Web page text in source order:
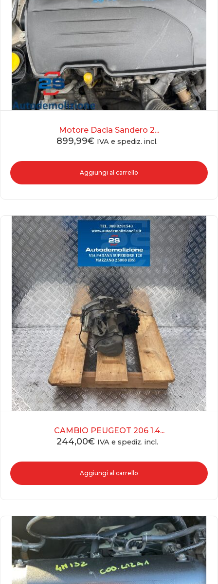
Motore Dacia Sandero 2...
899,99€ IVA e spediz. incl.
Aggiungi al carrello
CAMBIO PEUGEOT 206 1.4...
244,00€ IVA e spediz. incl.
Aggiungi al carrello